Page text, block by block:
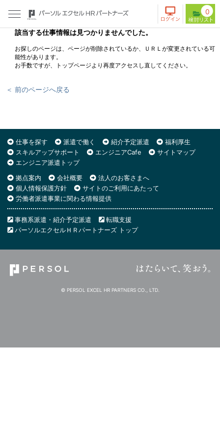
0
該当する仕事情報は見つかりませんでした。
お探しのページは、ページが削除されているか、ＵＲＬが変更されている可
能性があります。
お手数ですが、トップページより再度アクセスし直してください。
＜ 前のページへ戻る
仕事を探す 派遣で働く 紹介予定派遣
福利厚生
スキルアップサポート
エンジニアCafe
サイトマップ
エンジニア派遣トップ
拠点案内
会社概要
法人のお客さまへ
個人情報保護方針
サイトのご利用にあたって
労働者派遣事業に関わる情報提供
事務系派遣・紹介予定派遣
転職支援
パーソルエクセルＨＲパートナーズ トップ
© PERSOL EXCEL HR PARTNERS CO., LTD.